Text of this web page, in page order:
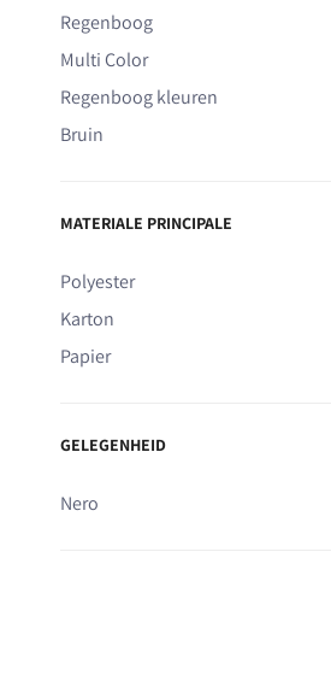
Regenboog
Multi Color
Regenboog kleuren
Bruin
MATERIALE PRINCIPALE
Polyester
Karton
Papier
GELEGENHEID
Nero